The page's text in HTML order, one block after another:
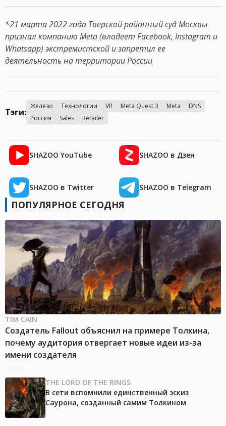
*21 марта 2022 года Тверской районный суд Москвы
признал компанию Meta (владеет Facebook, Instagram и
Whatsapp) экстремистской и запретил ее
деятельность на территории России
Тэги:
Железо Технологии VR Meta Quest 3 Meta
DNS
Россия
Sales Retailer
SHAZOO YouTube SHAZOO в Дзен
SHAZOO в Twitter SHAZOO в Telegram
ПОПУЛЯРНОЕ СЕГОДНЯ
TIM CAIN
Создатель Fallout объяснил на примере Толкина,
почему аудитория отвергает новые идеи из-за
имени создателя
THE LORD OF THE RINGS
В сети вспомнили единственный эскиз
Саурона, созданный самим Толкином